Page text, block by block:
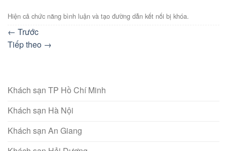
Hiện cả chức năng bình luận và tạo đường dẫn kết nối bị khóa.
← Trước
Tiếp theo →
Khách sạn TP Hồ Chí Minh
Khách sạn Hà Nội
Khách sạn An Giang